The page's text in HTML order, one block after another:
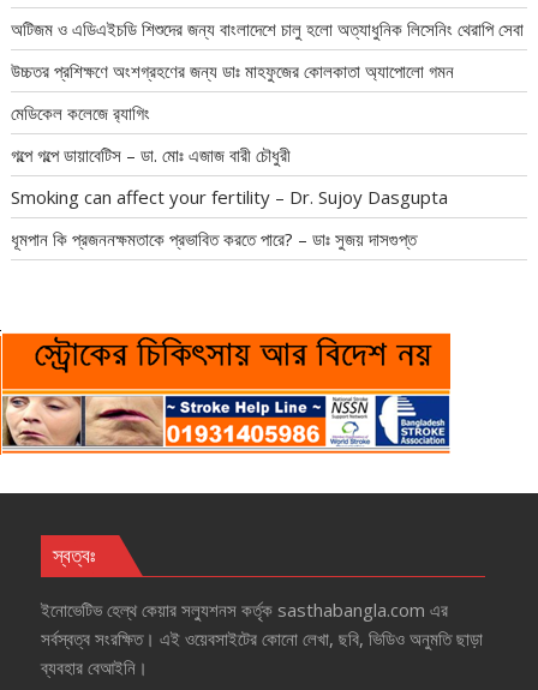
অটিজম ও এডিএইচডি শিশুদের জন্য বাংলাদেশে চালু হলো অত্যাধুনিক লিসেনিং থেরাপি সেবা
উচ্চতর প্রশিক্ষণে অংশগ্রহণের জন্য ডাঃ মাহফুজের কোলকাতা অ্যাপোলো গমন
মেডিকেল কলেজে র‍্যাগিং
গল্পে গল্পে ডায়াবেটিস – ডা. মোঃ এজাজ বারী চৌধুরী
Smoking can affect your fertility – Dr. Sujoy Dasgupta
ধূমপান কি প্রজননক্ষমতাকে প্রভাবিত করতে পারে? – ডাঃ সুজয় দাসগুপ্ত
স্বত্বঃ
ইনোভেটিভ হেল্‌থ কেয়ার সল্যুশনস কর্তৃক sasthabangla.com এর
সর্বস্বত্ব সংরক্ষিত। এই ওয়েবসাইটের কোনো লেখা, ছবি, ভিডিও অনুমতি ছাড়া
ব্যবহার বেআইনি।